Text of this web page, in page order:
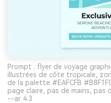
Prompt : flyer de voyage
illustrées de côte tropicale,
de la palette #EAFCFB
page claire, pas de mains,
--ar 4:3